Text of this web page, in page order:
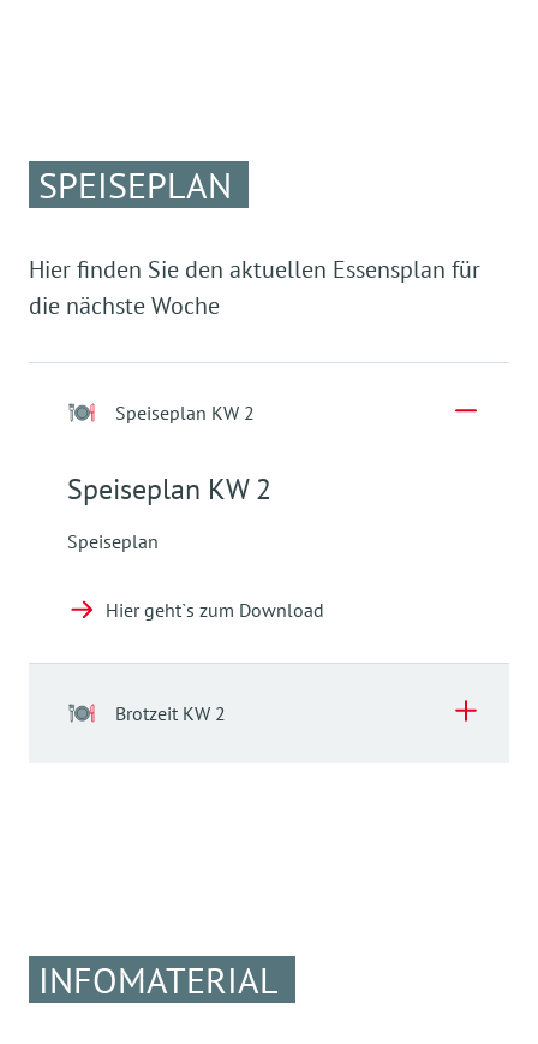
SPEISEPLAN
Hier finden Sie den aktuellen Essensplan für
die nächste Woche
Speiseplan KW 2
Speiseplan KW 2
Speiseplan
Hier geht`s zum Download
Brotzeit KW 2
INFOMATERIAL